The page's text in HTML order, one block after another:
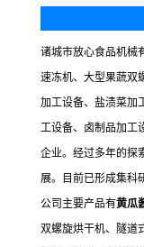
诸城市放心食品机械
速冻机、大型果蔬双
加工设备、盐渍菜加
工设备、卤制品加工
企业。经过多年的探
展。目前已形成集科
公司主要产品有黄瓜
双螺旋烘干机、隧道